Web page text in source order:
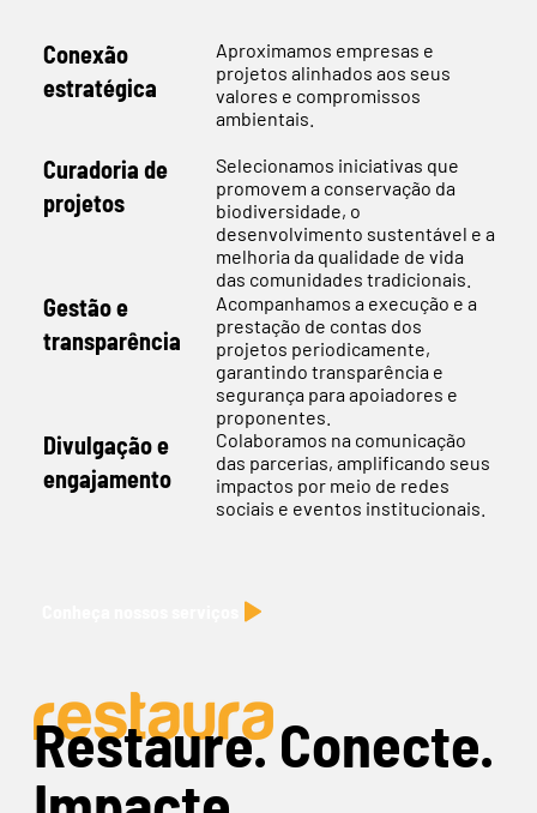
Conexão
estratégica
Aproximamos empresas e
projetos alinhados aos seus
valores e compromissos
ambientais.
Curadoria de
projetos
Selecionamos iniciativas que
promovem a conservação da
biodiversidade, o
desenvolvimento sustentável e a
melhoria da qualidade de vida
das comunidades tradicionais.
Gestão e
transparência
Acompanhamos a execução e a
prestação de contas dos
projetos periodicamente,
garantindo transparência e
segurança para apoiadores e
proponentes.
Divulgação e
engajamento
Colaboramos na comunicação
das parcerias, amplificando seus
impactos por meio de redes
sociais e eventos institucionais.
Restaure. Conecte.